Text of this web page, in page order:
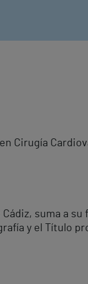
Cirugía
suma a
y el Título